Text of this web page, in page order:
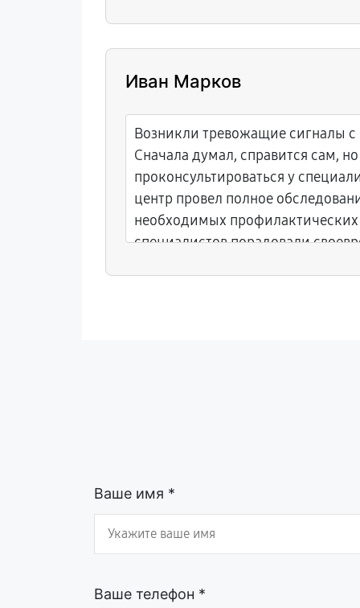
Иван Марков
Возникли тревожащие сигналы
Сначала думал, справится сам,
проконсультироваться у
центр провел полное
необходимых
специалистов порадовали
Ваше имя *
Ваше телефон *